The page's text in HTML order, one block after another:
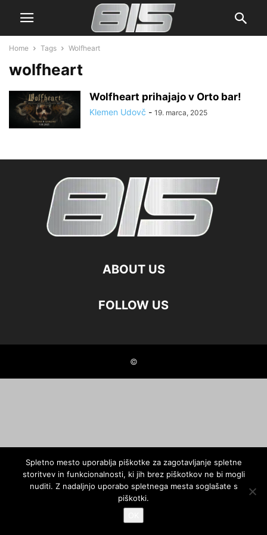
Home Tags Wolfheart
wolfheart
Wolfheart prihajajo v Orto bar!
Klemen Udovč - 19. marca, 2025
ABOUT US
FOLLOW US
©
Spletno mesto uporablja piškotke za zagotavljanje spletne
storitvev in funkcionalnosti, ki jih brez piškotkov ne bi mogli
nuditi. Z nadaljnjo uporabo spletnega mesta soglašate s
piškotki.